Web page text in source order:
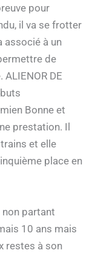
pour
il va se frotter
associé à un
de
DE
Bonne et
prestation. Il
et elle
place en
non partant
10 ans mais
restes à son